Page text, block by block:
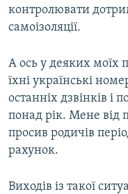
контролювати
самоізоляції.
А ось у деяких моїх
їхні українські
останніх дзвінків і
понад рік. Мене від
просив родичів
рахунок.
Виходів із такої